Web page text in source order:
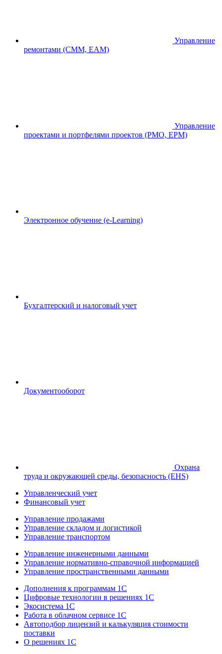
Управление
ремонтами (CMM, EAM)
Управление
проектами и портфелями проектов (PMO, EPM)
Электронное обучение (e-Learning)
Бухгалтерский и налоговый учет
Документооборот
Охрана
труда и окружающей среды, безопасность (EHS)
Управленческий учет
Финансовый учет
Управление продажами
Управление складом и логистикой
Управление транспортом
Управление инженерными данными
Управление нормативно-справочной информацией
Управление пространственными данными
Дополнения к программам 1С
Цифровые технологии в решениях 1С
Экосистема 1С
Работа в облачном сервисе 1С
Автоподбор лицензий и калькуляция стоимости
поставки
О решениях 1С